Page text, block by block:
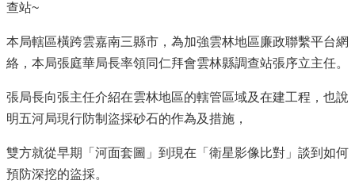
查站~
本局轄區橫跨雲嘉南三縣市，為加強雲林地區廉政聯繫平台網
絡，本局張庭華局長率領同仁拜會雲林縣調查站張序立主任。
張局長向張主任介紹在雲林地區的轄管區域及在建工程，也說
明五河局現行防制盜採砂石的作為及措施，
雙方就從早期「河面套圖」到現在「衛星影像比對」談到如何
預防深挖的盜採。